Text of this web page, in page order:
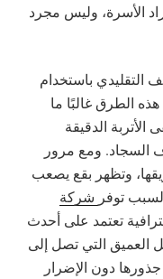
الأسرة، وليس مجرد
التقليدي باستخدام
هذه الطرق غالبًا ما
الدقيقة
السجاد. ومع مرور
وتظهر بقع يصعب
توفر شركة
تعتمد على أحدث
العميق التي تصل إلى
دون الإضرار